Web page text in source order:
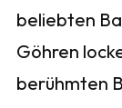
beliebten
Göhren
berühmten